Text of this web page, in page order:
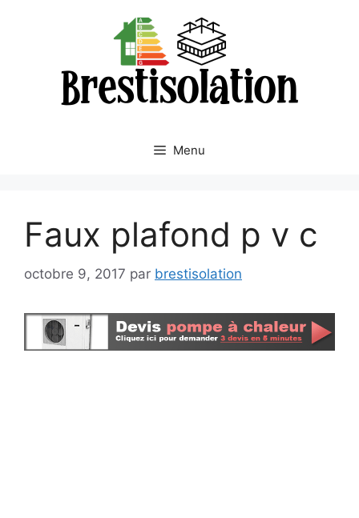
Menu
Faux plafond p v c
octobre 9, 2017 par brestisolation